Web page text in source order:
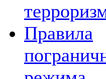
Правила